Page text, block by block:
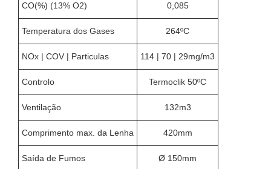
CO(%) (13% O2) 0,085
Temperatura dos Gases 264ºC
NOx | COV | Particulas 114 | 70 | 29mg/m3
Controlo Termoclik 50ºC
Ventilação 132m3
Comprimento max. da Lenha 420mm
Saída de Fumos Ø 150mm